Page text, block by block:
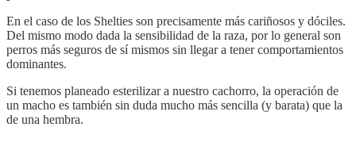
En el caso de los Shelties son precisamente más cariñosos y dóciles.
Del mismo modo dada la sensibilidad de la raza, por lo general son
perros más seguros de sí mismos sin llegar a tener comportamientos
dominantes.
Si tenemos planeado esterilizar a nuestro cachorro, la operación de
un macho es también sin duda mucho más sencilla (y barata) que la
de una hembra.